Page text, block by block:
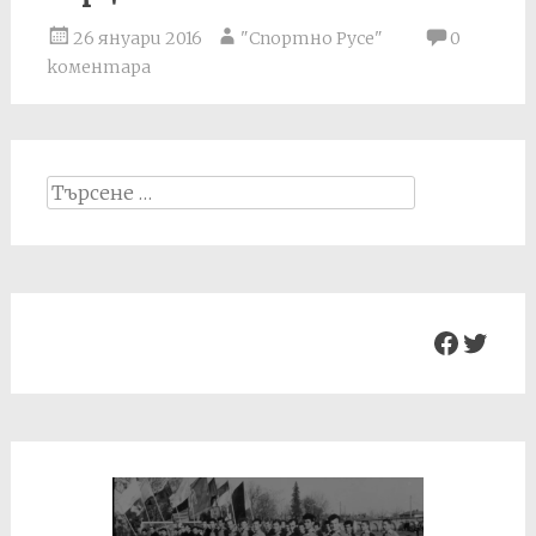
26 януари 2016 "Спортно Русе"
0
коментара
Search
for: